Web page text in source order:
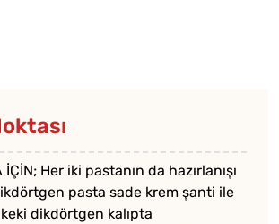
İÇİN; Her iki pastanın da hazırlanışı
pasta sade krem şanti ile
dikdörtgen kalıpta